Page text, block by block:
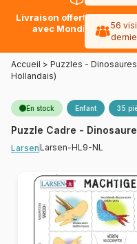
Livraison offerte dès
avec Mondial Relay
Accueil > Puzzles - Dinosaures
Hollandais)
En stock Enfant 35
Puzzle Cadre -
LarsenLarsen-HL9-NL
56